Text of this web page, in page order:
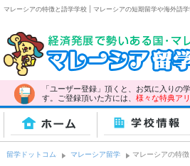
マレーシアの特徴と語学学校 | マレーシアの短期留学や海外語
「ユーザー登録」頂くと、お気に入りの
す。ご登録頂いた方には、 様々な特典アリ
ホーム 学校情報
留学ドットコム マレーシア留学 マレーシアの特